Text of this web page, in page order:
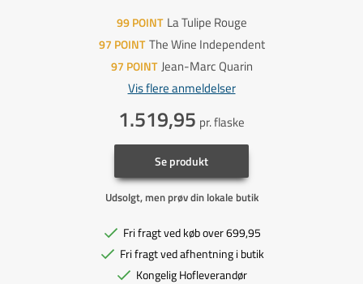
99 POINT La Tulipe Rouge
97 POINT The Wine Independent
97 POINT Jean-Marc Quarin
Vis flere anmeldelser
1.519,95 pr. flaske
Se produkt
Udsolgt, men prøv din lokale butik
Fri fragt ved køb over 699,95
Fri fragt ved afhentning i butik
Kongelig Hofleverandør